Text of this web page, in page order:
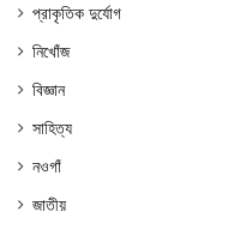
প্রাকৃতিক দুর্যোগ
নিখোঁজ
বিজ্ঞান
সাহিত্য
নওগাঁ
জাতীয়